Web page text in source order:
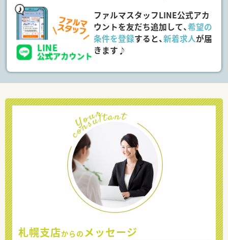
ファルマスタッフLINE公式アカ
ウントを友だち追加して、希望の
条件を登録すると、新着求人が届
きます♪
札幌支店からの メッセージ